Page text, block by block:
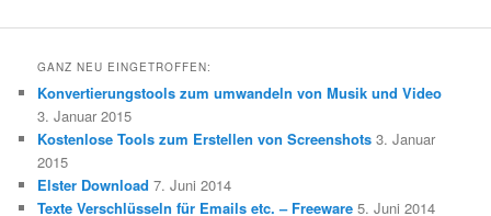
GANZ NEU EINGETROFFEN:
Konvertierungstools zum umwandeln von Musik und Video
3. Januar 2015
Kostenlose Tools zum Erstellen von Screenshots 3. Januar
2015
Elster Download 7. Juni 2014
Texte Verschlüsseln für Emails etc. – Freeware 5. Juni 2014